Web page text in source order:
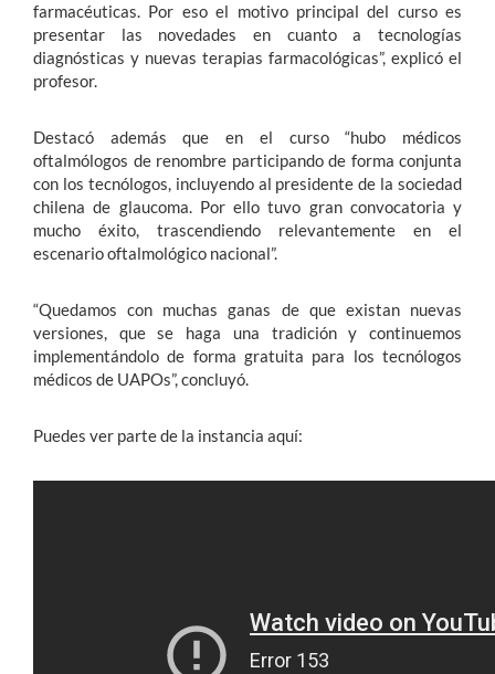
farmacéuticas. Por eso el motivo principal del curso es
presentar las novedades en cuanto a tecnologías
diagnósticas y nuevas terapias farmacológicas”, explicó el
profesor.
Destacó además que en el curso “hubo médicos
oftalmólogos de renombre participando de forma conjunta
con los tecnólogos, incluyendo al presidente de la sociedad
chilena de glaucoma. Por ello tuvo gran convocatoria y
mucho éxito, trascendiendo relevantemente en el
escenario oftalmológico nacional”.
“Quedamos con muchas ganas de que existan nuevas
versiones, que se haga una tradición y continuemos
implementándolo de forma gratuita para los tecnólogos
médicos de UAPOs”, concluyó.
Puedes ver parte de la instancia aquí: